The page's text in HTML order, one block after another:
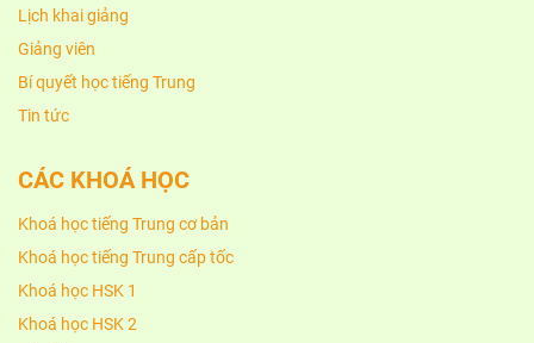
Lịch khai giảng
Giảng viên
Bí quyết học tiếng Trung
Tin tức
CÁC KHOÁ HỌC
Khoá học tiếng Trung cơ bản
Khoá học tiếng Trung cấp tốc
Khoá học HSK 1
Khoá học HSK 2